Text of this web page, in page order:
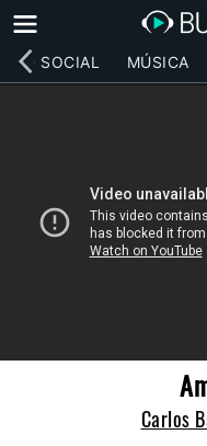
RED SOCIAL MÚSICA
Carlos